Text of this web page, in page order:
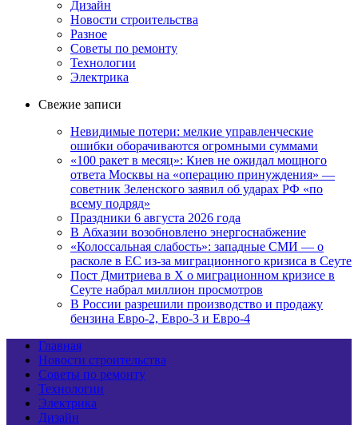
Дизайн
Новости строительства
Разное
Советы по ремонту
Технологии
Электрика
Свежие записи
Невидимые потери: мелкие управленческие
ошибки оборачиваются огромными суммами
«100 ракет в месяц»: Киев не ожидал мощного
ответа Москвы на «операцию принуждения» —
советник Зеленского заявил об ударах РФ «по
всему подряд»
Праздники 6 августа 2026 года
В Абхазии возобновлено энергоснабжение
«Колоссальная слабость»: западные СМИ — о
расколе в ЕС из-за миграционного кризиса в Сеуте
Пост Дмитриева в X о миграционном кризисе в
Сеуте набрал миллион просмотров
В России разрешили производство и продажу
бензина Евро-2, Евро-3 и Евро-4
Главная
Новости строительства
Советы по ремонту
Технологии
Электрика
Дизайн